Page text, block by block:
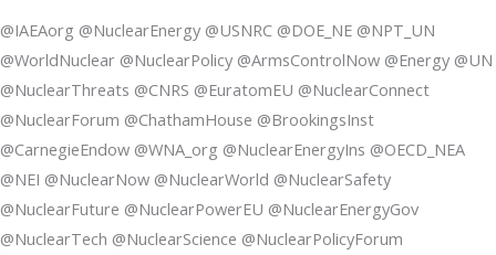
@IAEAorg @NuclearEnergy @USNRC @DOE_NE @NPT_UN
@WorldNuclear @NuclearPolicy @ArmsControlNow @Energy @UN
@NuclearThreats @CNRS @EuratomEU @NuclearConnect
@NuclearForum @ChathamHouse @BrookingsInst
@CarnegieEndow @WNA_org @NuclearEnergyIns @OECD_NEA
@NEI @NuclearNow @NuclearWorld @NuclearSafety
@NuclearFuture @NuclearPowerEU @NuclearEnergyGov
@NuclearTech @NuclearScience @NuclearPolicyForum